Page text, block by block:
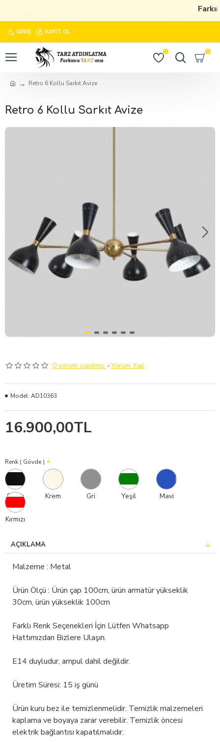
GIRIŞ KAYIT OL
0 0
Retro 6 Kollu Sarkıt Avize
Retro 6 Kollu Sarkıt Avize
0 yorum yapılmış. -Yorum Yap
16.900,00TL
Model: AD10363
Renk ( Gövde )
Siyah Krem Gri Yeşil Mavi
Kırmızı
AÇIKLAMA
Malzeme : Metal
Ürün Ölçü : Ürün çap 100cm, ürün armatür yükseklik
30cm, ürün yükseklik 100cm
Farklı Renk Seçenekleri İçin Lütfen Whatsapp
Hattımızdan Bizlere Ulaşın.
E14 duyludur, ampul dahil değildir.
Üretim Süresi: 15 iş günü
Ürün kuru bez ile temizlenmelidir. Temizlik malzemeleri
kaplama ve boyaya zarar verebilir. Temizlik öncesi
elektrik bağlantısı kapatılmalıdır.